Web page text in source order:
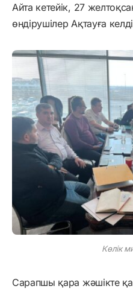
Айта кетейік, 27
өндірушілер Ақтауға
Көлік
Сарапшы қара жәшікте